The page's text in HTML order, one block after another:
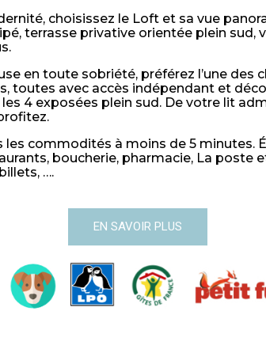
choisissez le Loft et sa vue
terrasse privative orientée plein sud,
en toute sobriété, préférez l’une des
toutes avec accès indépendant et
4 exposées plein sud. De votre lit
les commodités à moins de 5 minutes.
boucherie, pharmacie, La poste
….
EN SAVOIR PLUS